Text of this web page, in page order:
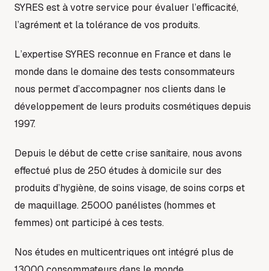
SYRES est à votre service pour évaluer l’efficacité,
l’agrément et la tolérance de vos produits.
L’expertise SYRES reconnue en France et dans le
monde dans le domaine des tests consommateurs
nous permet d’accompagner nos clients dans le
développement de leurs produits cosmétiques depuis
1997.
Depuis le début de cette crise sanitaire, nous avons
effectué plus de 250 études à domicile sur des
produits d’hygiène, de soins visage, de soins corps et
de maquillage. 25000 panélistes (hommes et
femmes) ont participé à ces tests.
Nos études en multicentriques ont intégré plus de